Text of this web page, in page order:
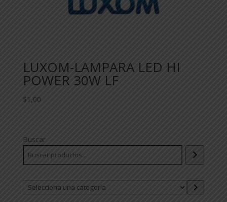
LUXOM-LAMPARA LED HI
POWER 30W LF
$1,00
Buscar
Selecciona
una